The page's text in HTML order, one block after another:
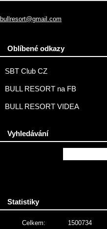
bullresort@gmail.com
Oblíbené odkazy
SBT Club CZ
BULL RESORT na FB
BULL RESORT VIDEA
Vyhledávání
Statistiky
Celkem: 1500734